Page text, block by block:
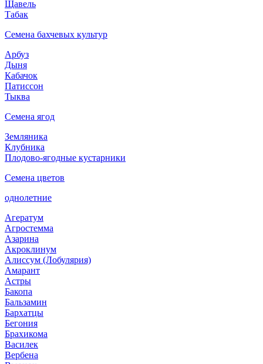
Щавель
Табак
Семена бахчевых культур
Арбуз
Дыня
Кабачок
Патиссон
Тыква
Семена ягод
Земляника
Клубника
Плодово-ягодные кустарники
Семена цветов
однолетние
Агератум
Агростемма
Азарина
Акроклинум
Алиссум (Лобулярия)
Амарант
Астры
Бакопа
Бальзамин
Бархатцы
Бегония
Брахикома
Василек
Вербена